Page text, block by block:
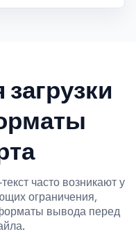
часто возникают у
ограничения,
вывода перед